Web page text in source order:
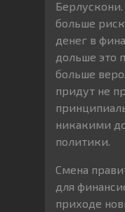
больше
денег в
дольше это
больше
придут не
никакими
политики.
Смена
для
приходе